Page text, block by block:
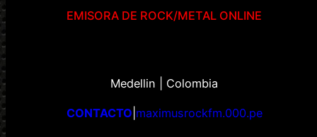
EMISORA DE ROCK/METAL ONLINE
Medellin | Colombia
CONTACTO maximusrockfm.000.pe